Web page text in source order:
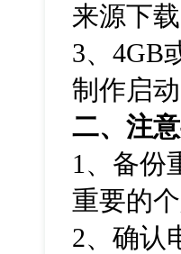
来源下载
3、4GB
制作启
二、注
1 、备份
重要的
2、确认